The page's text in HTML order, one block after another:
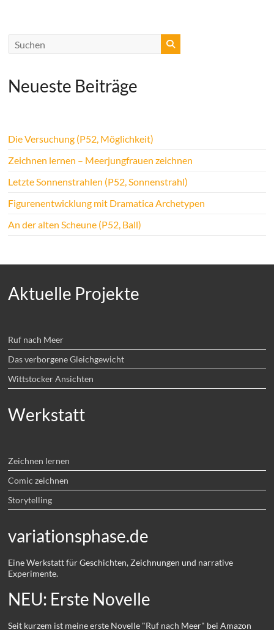
Neueste Beiträge
Die Versuchung (P52, Möglichkeit)
Zeichnen lernen – Meerjungfrauen zeichnen
Letzte Sonnenstrahlen (P52, Sonnenstrahl)
Figurenentwicklung mit Dramatica Archetypen
An der alten Scheune (P52, Ball)
Aktuelle Projekte
Ruf nach Meer
Das verborgene Gleichgewicht
Wittstocker Ansichten
Werkstatt
Zeichnen lernen
Comic zeichnen
Storytelling
variationsphase.de
Eine Werkstatt für Geschichten, Zeichnungen und narrative
Experimente.
NEU: Erste Novelle
Seit kurzem ist meine erste Novelle "Ruf nach Meer" bei Amazon